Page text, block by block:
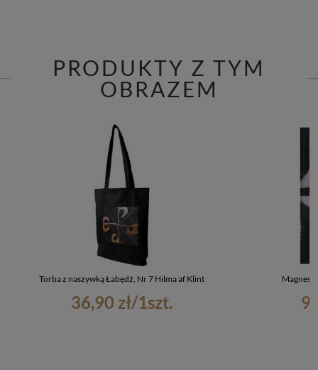
PRODUKTY Z TYM
OBRAZEM
Torba z naszywką Łabędź, Nr 7 Hilma af Klint
36,90 zł/1szt.
Magnes